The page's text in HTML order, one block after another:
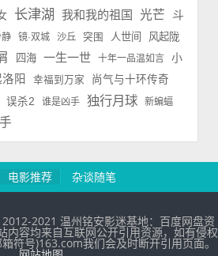
长津湖 我和我的祖国 光芒
斗
镜·双城 沙丘 突围 人世间
风起陇
四海 一生一世 十年一品温如言
小
阳 幸福到万家 尚气与十环传奇
误杀2 谁是凶手 独行月球
新蝙蝠
电影推荐 杂谈随笔
2021 温州铭安影迷基地：百度网盘资
内容均来自互联网公开引用资源，如有侵权
符号)163.com我们会及时断开引用页面。